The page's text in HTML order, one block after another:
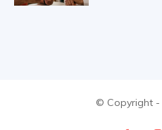
© Copyright -